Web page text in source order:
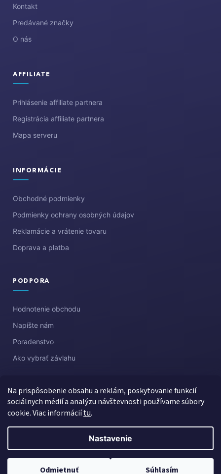
Na prispôsobenie obsahu a reklám, poskytovanie funkcií
sociálnych médií a analýzu návštevnosti používame súbory
cookie. Viac informáciítu.
Nastavenie
Odmietnuť Súhlasím
Kontakt
Predávané značky
O nás
AFFILIATE
Prihlásenie affiliate partnera
Registrácia affiliate partnera
Mapa serveru
INFORMÁCIE
Obchodné podmienky
Podmienky ochrany osobných údajov
Reklamácie a vrátenie tovaru
Doprava a platba
PODPORA
Hodnotenie obchodu
Napíšte nám
Poradenstvo
Ako vybrať závlahu